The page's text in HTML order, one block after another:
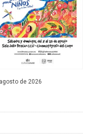
de 2026